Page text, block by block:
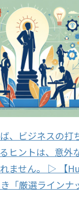
、ビジネスの打
ヒントは、意外
ません。 ▷ 【
「厳選ラインナ